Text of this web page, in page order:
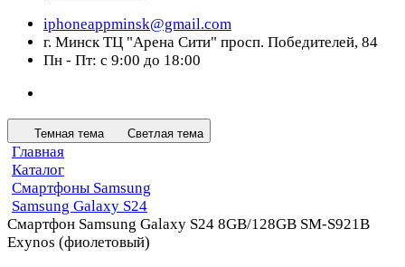
iphoneappminsk@gmail.com
г. Минск ТЦ "Арена Сити" просп. Победителей, 84
Пн - Пт: с 9:00 до 18:00
Темная тема Светлая тема
Главная
Каталог
Смартфоны Samsung
Samsung Galaxy S24
Смартфон Samsung Galaxy S24 8GB/128GB SM-S921B
Exynos (фиолетовый)